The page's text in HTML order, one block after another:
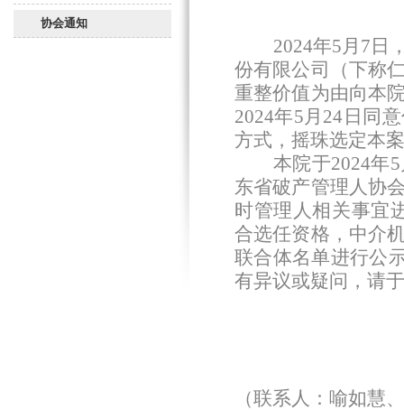
协会通知
2024年5月7日
份有限公司（下称
重整价值为由向本
2024年5月24日同
方式，摇珠选定本
本院于2024年5
东省破产管理人协
时管理人相关事宜
合选任资格，中介
联合体名单进行公
有异议或疑问，请
（联系人：喻如慧